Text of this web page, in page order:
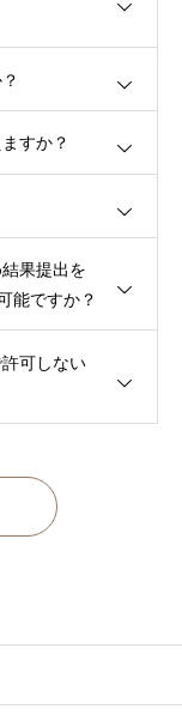
すか？
果提出を
能ですか？
可しない